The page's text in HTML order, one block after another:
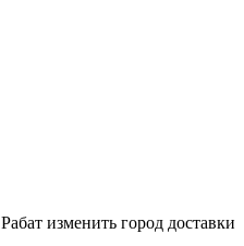
изменить город доставки